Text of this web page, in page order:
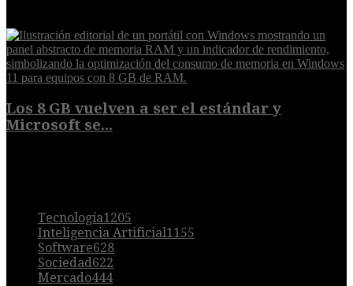
Los 8 GB vuelven a ser el estándar y
Microsoft se...
Tecnología1205
Inteligencia Artificial1155
Software628
Sociedad622
Mercado444